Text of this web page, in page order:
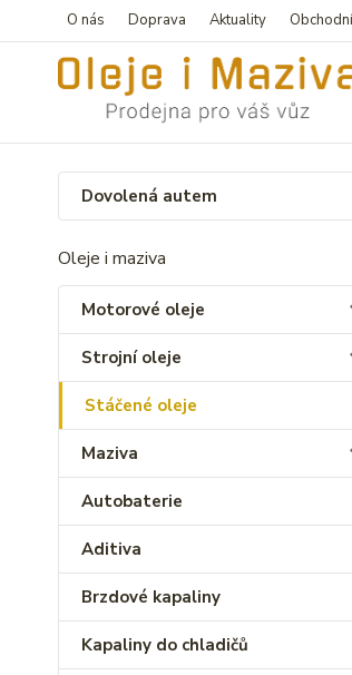
O nás Doprava Aktuality
Dovolená autem
Oleje i maziva
Motorové oleje
Strojní oleje
Stáčené oleje
Maziva
Autobaterie
Aditiva
Brzdové kapaliny
Kapaliny do chladičů